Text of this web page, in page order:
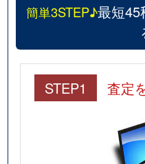
簡単3STEP♪最短45
STEP1 査定